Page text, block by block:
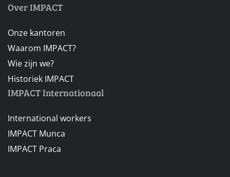
Over IMPACT
Onze kantoren
Waarom IMPACT?
Wie zijn we?
Historiek IMPACT
IMPACT Internationaal
International workers
IMPACT Munca
IMPACT Praca